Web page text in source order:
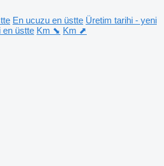
En ucuzu en üstte Üretim tarihi - yeni
en üstte Km ⬊ Km ⬈